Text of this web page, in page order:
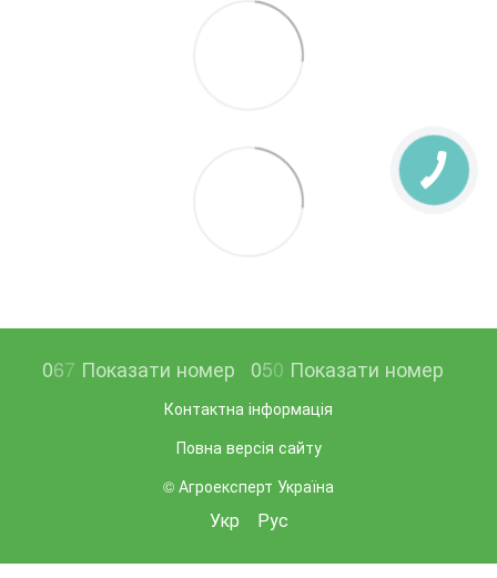
067 Показати номер 050 Показати номер
Контактна інформація
Повна версія сайту
© Агроексперт Україна
Укр Рус